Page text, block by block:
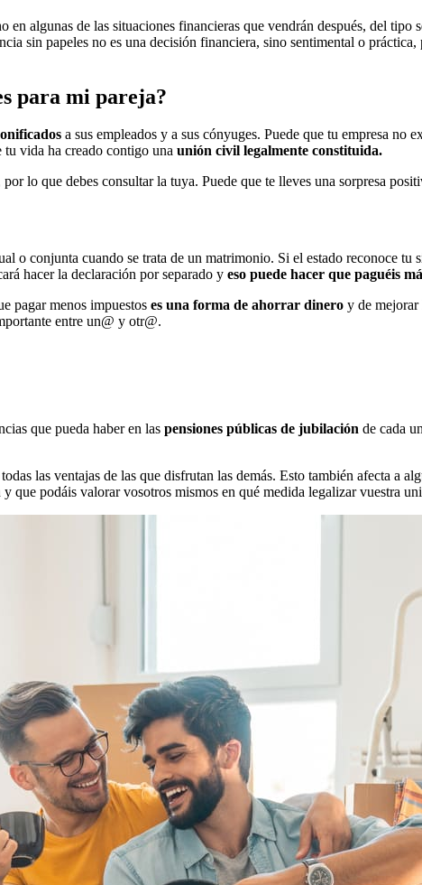
algunas de las situaciones financieras que vendrán después, del
sin papeles no es una decisión financiera, sino sentimental o
para mi pareja?
a sus empleados y a sus cónyuges. Puede que tu empresa
tu vida ha creado contigo una unión civil legalmente constituida.
lo que debes consultar la tuya. Puede que te lleves una sorpresa
o conjunta cuando se trata de un matrimonio. Si el estado reconoce
hacer la declaración por separado y eso puede hacer que paguéis
pagar menos impuestos es una forma de ahorrar dinero y de mejorar
entre un@ y otr@.
que pueda haber en las pensiones públicas de jubilación de cada
las ventajas de las que disfrutan las demás. Esto también afecta a
que podáis valorar vosotros mismos en qué medida legalizar vuestra